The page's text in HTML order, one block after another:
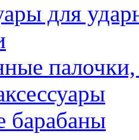
для
палочки,
барабаны